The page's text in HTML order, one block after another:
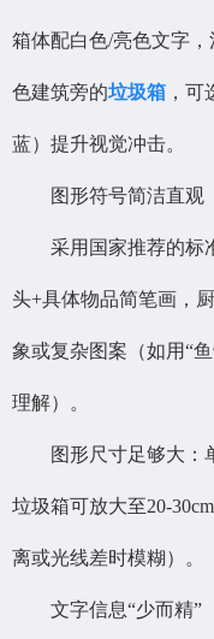
箱体配白色/亮色文字
色建筑旁的垃圾箱 ，
蓝）提升视觉冲击。
图形符号简洁直观
采用国家推荐的标准
头+具体物品简笔画，
象或复杂图案（如用“
理解）。
图形尺寸足够大：单
垃圾箱可放大至20-
离或光线差时模糊）。
文字信息“少而精”